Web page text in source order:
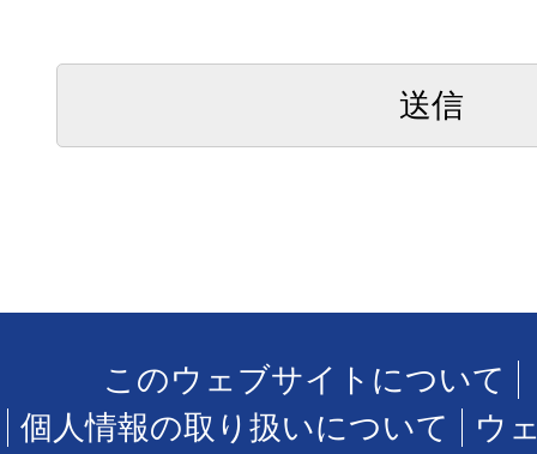
このウェブサイトについて
個人情報の取り扱いについて
ウ